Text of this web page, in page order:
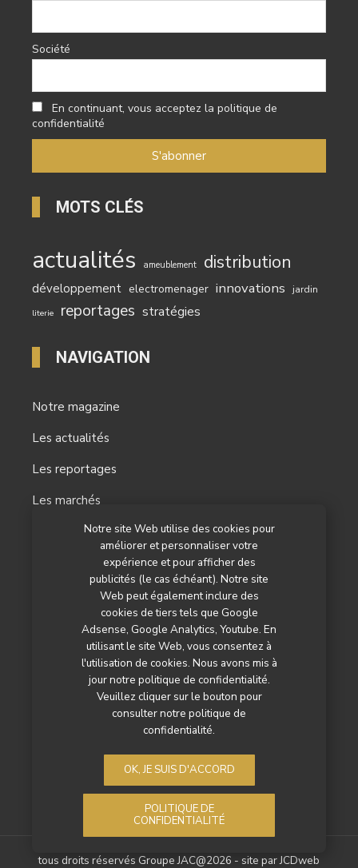
Notre site Web utilise des cookies pour
améliorer et personnaliser votre
expérience et pour afficher des
publicités (le cas échéant). Notre site
Web peut également inclure des
cookies de tiers tels que Google
Adsense, Google Analytics, Youtube. En
utilisant le site Web, vous consentez à
l'utilisation de cookies. Nous avons mis à
jour notre politique de confidentialité.
Veuillez cliquer sur le bouton pour
consulter notre politique de
confidentialité.
OK, JE SUIS D'ACCORD
POLITIQUE DE
CONFIDENTIALITÉ
Société
En continuant, vous acceptez la politique de
confidentialité
MOTS CLÉS
actualités ameublement distribution
développement electromenager innovations jardin
literie reportages stratégies
NAVIGATION
Notre magazine
Les actualités
Les reportages
Les marchés
Nos autres titres
Qui sommes-nous ?
Contactez-nous
Mentions légales
Politique de confidentialité
tous droits réservés Groupe JAC@2026 - site parJCDweb